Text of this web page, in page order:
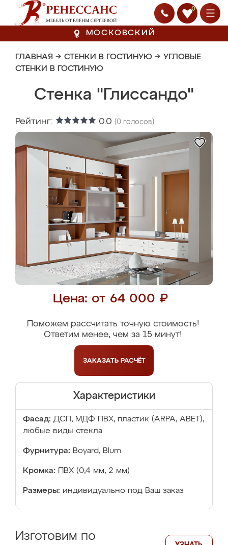
0
МОСКОВСКИЙ
ГЛАВНАЯ → СТЕНКИ В ГОСТИНУЮ → УГЛОВЫЕ
СТЕНКИ В ГОСТИНУЮ
Стенка "Глиссандо"
Рейтинг: 0.0 (0 голосов)
Цена: от 64 000 ₽
Поможем рассчитать точную стоимость!
Ответим менее, чем за 15 минут!
ЗАКАЗАТЬ РАСЧЁТ
Характеристики
Фасад: ДСП, МДФ ПВХ, пластик (ARPA, ABET),
любые виды стекла
Фурнитура: Boyard, Blum
Кромка: ПВХ (0,4 мм, 2 мм)
Размеры: индивидуально под Ваш заказ
Изготовим по